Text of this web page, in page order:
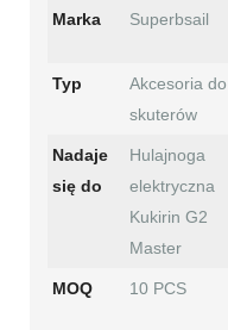
Marka Superbsail
Typ
Akcesoria do
skuterów
Nadaje
się do
Hulajnoga
elektryczna
Kukirin G2
Master
MOQ 10 PCS